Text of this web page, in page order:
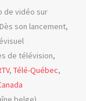
de vidéo sur
son lancement,
de télévision,
, Télé-Québec,